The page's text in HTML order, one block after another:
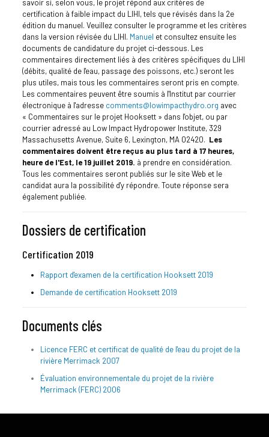
savoir si, selon vous, le projet répond aux critères de
certification à faible impact du LIHI, tels que révisés dans la 2e
édition du manuel. Veuillez consulter le programme et les critères
dans la version révisée du LIHI. Manuel et consultez ensuite les
documents de candidature du projet ci-dessous. Les
commentaires directement liés à des critères spécifiques du LIHI
(débits, qualité de l'eau, passage des poissons, etc.) seront les
plus utiles, mais tous les commentaires seront pris en compte.
Les commentaires peuvent être soumis à l'Institut par courrier
électronique à l'adresse comments@lowimpacthydro.org avec
« Commentaires sur le projet Hooksett » dans l'objet, ou par
courrier adressé au Low Impact Hydropower Institute, 329
Massachusetts Avenue, Suite 6, Lexington, MA 02420. Les
commentaires doivent être reçus au plus tard à 17 heures,
heure de l'Est, le 19 juillet 2019. à prendre en considération.
Tous les commentaires seront publiés sur le site Web et le
candidat aura la possibilité d'y répondre. Toute réponse sera
également publiée.
Dossiers de certification
Certification 2019
Rapport d'examen de la certification Hooksett 2019
Demande de certification Hooksett 2019
Documents clés
Licence FERC et certificat de qualité de l'eau du projet de la
rivière Merrimack 2007
Évaluation environnementale du projet de la rivière
Merrimack (FERC) 2006